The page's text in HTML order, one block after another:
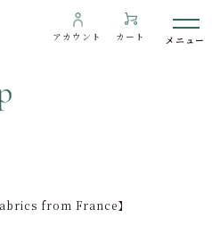
アカウント カート
ーションfrom France】